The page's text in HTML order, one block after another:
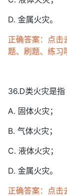
D. 金属火灾。
正确答案：点击
题、刷题、练习
36.D类火灾是指
A. 固体火灾；
B. 气体火灾；
C. 液体火灾；
D. 金属火灾。
正确答案：点击